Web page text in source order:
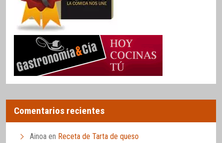
Comentarios recientes
Ainoa en Receta de Tarta de queso